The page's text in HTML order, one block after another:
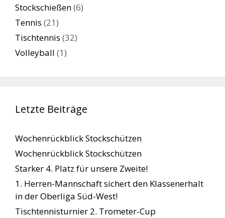
Stockschießen(6)
Tennis (21)
Tischtennis (32)
Volleyball (1)
Letzte Beiträge
Wochenrückblick Stockschützen
Wochenrückblick Stockschützen
Starker 4. Platz für unsere Zweite!
1. Herren-Mannschaft sichert den Klassenerhalt
in der Oberliga Süd-West!
Tischtennisturnier 2. Trometer-Cup